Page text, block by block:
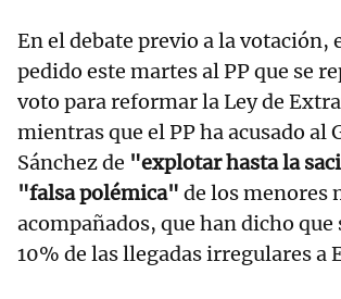
En el debate previo a la votación,
pedido este martes al PP que se
voto para reformar la Ley de
mientras que el PP ha acusado al
Sánchez de "explotar hasta la
"falsa polémica" de los menores
acompañados, que han dicho que
10% de las llegadas irregulares a